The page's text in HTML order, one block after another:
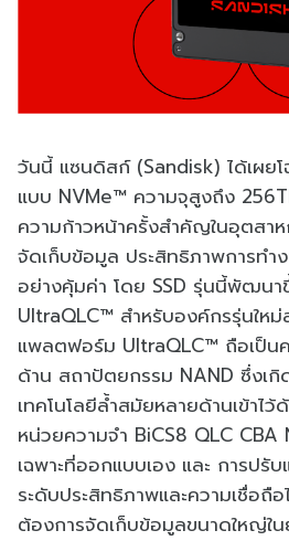
วันนี้ แซนดิสก์ (Sandisk) ได้เผย
แบบ NVMe™ ความจุสูงถึง
ความก้าวหน้าครั้งสำคัญในอุตสา
จัดเก็บข้อมูล ประสิทธิภาพการทำ
อย่างคุ้มค่า โดย SSD รุ่นนี้พัฒน
UltraQLC™ สำหรับองค์กรรุ่นให
แพลตฟอร์ม UltraQLC™ ถือเป็น
ด้าน สถาปัตยกรรม NAND ซึ่งเกิ
เทคโนโลยีล้ำสมัยหลายด้านเข้าไว้
หน่วยความจำ BiCS8 QLC CBA
เฉพาะที่ออกแบบเอง และ การปรั
ระดับประสิทธิภาพและความเชื่อถื
ต้องการจัดเก็บข้อมูลขนาดใหญ่ใ